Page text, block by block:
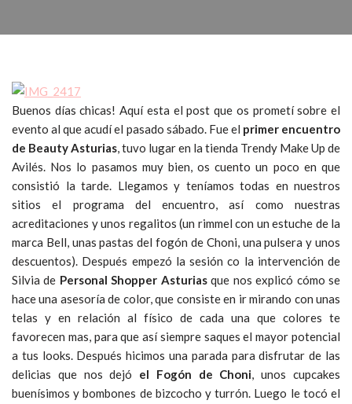
Buenos días chicas! Aquí esta el post que os prometí sobre el
evento al que acudí el pasado sábado. Fue el primer encuentro
de Beauty Asturias, tuvo lugar en la tienda Trendy Make Up de
Avilés. Nos lo pasamos muy bien, os cuento un poco en que
consistió la tarde. Llegamos y teníamos todas en nuestros
sitios el programa del encuentro, así como nuestras
acreditaciones y unos regalitos (un rimmel con un estuche de la
marca Bell, unas pastas del fogón de Choni, una pulsera y unos
descuentos). Después empezó la sesión co la intervención de
Silvia de Personal Shopper Asturiasque nos explicó cómo se
hace una asesoría de color, que consiste en ir mirando con unas
telas y en relación al físico de cada una que colores te
favorecen mas, para que así siempre saques el mayor potencial
a tus looks. Después hicimos una parada para disfrutar de las
delicias que nos dejó el Fogón de Choni, unos cupcakes
buenísimos y bombones de bizcocho y turrón. Luego le tocó el